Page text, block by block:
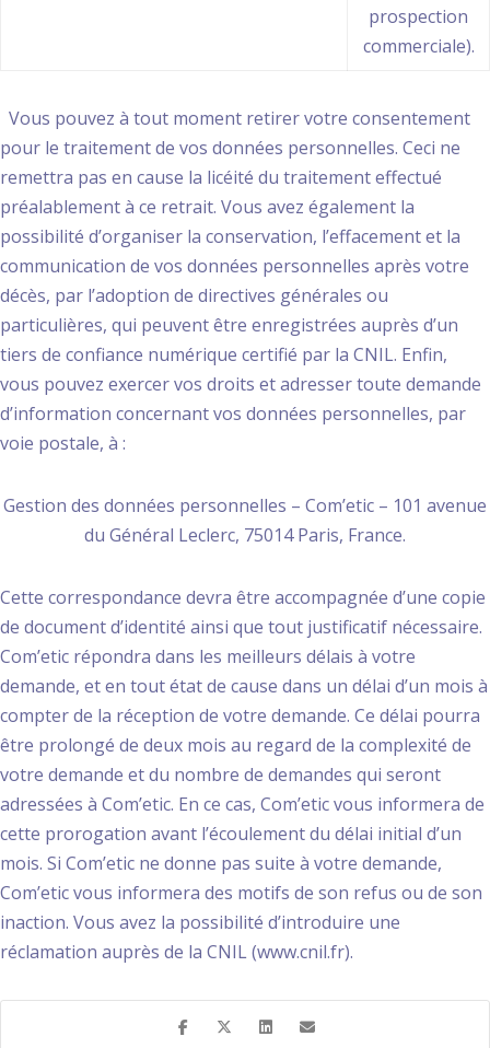
prospection
commerciale).
Vous pouvez à tout moment retirer votre consentement
pour le traitement de vos données personnelles. Ceci ne
remettra pas en cause la licéité du traitement effectué
préalablement à ce retrait. Vous avez également la
possibilité d’organiser la conservation, l’effacement et la
communication de vos données personnelles après votre
décès, par l’adoption de directives générales ou
particulières, qui peuvent être enregistrées auprès d’un
tiers de confiance numérique certifié par la CNIL. Enfin,
vous pouvez exercer vos droits et adresser toute demande
d’information concernant vos données personnelles, par
voie postale, à :
Gestion des données personnelles – Com’etic – 101 avenue
du Général Leclerc, 75014 Paris, France.
Cette correspondance devra être accompagnée d’une copie
de document d’identité ainsi que tout justificatif nécessaire.
Com’etic répondra dans les meilleurs délais à votre
demande, et en tout état de cause dans un délai d’un mois à
compter de la réception de votre demande. Ce délai pourra
être prolongé de deux mois au regard de la complexité de
votre demande et du nombre de demandes qui seront
adressées à Com’etic. En ce cas, Com’etic vous informera de
cette prorogation avant l’écoulement du délai initial d’un
mois. Si Com’etic ne donne pas suite à votre demande,
Com’etic vous informera des motifs de son refus ou de son
inaction. Vous avez la possibilité d’introduire une
réclamation auprès de la CNIL (www.cnil.fr).